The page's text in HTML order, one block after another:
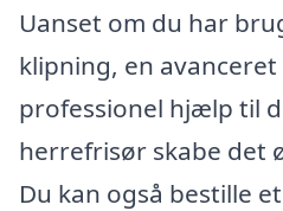
Uanset om du har
klipning, en
professionel hjælp til
herrefrisør skabe det
Du kan også bestille